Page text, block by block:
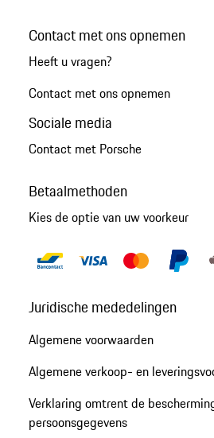
Contact met ons opnemen
Heeft u vragen?
Contact met ons opnemen
Sociale media
Contact met Porsche
Betaalmethoden
Kies de optie van uw voorkeur
Juridische mededelingen
Algemene voorwaarden
Algemene verkoop- en
Verklaring omtrent de
persoonsgegevens